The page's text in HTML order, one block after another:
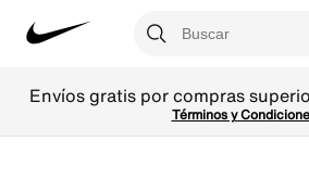
Envíos gratis por compras
Términos y